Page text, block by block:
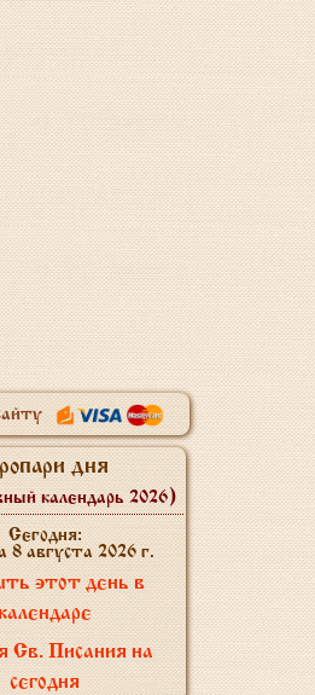
дня
календарь 2026)
Сегодня:
8 августа 2026 г.
этот день в
Св. Писания на
сегодня